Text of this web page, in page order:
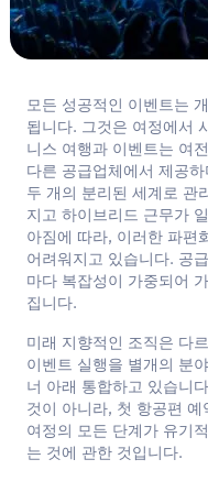
모든 성공적인 이벤트는
됩니다. 그것은 여정에서
니스 여행과 이벤트는 여
다른 공급업체에서 제공
두 개의 분리된 세계로 관
지고 하이브리드 근무가
아짐에 따라, 이러한 파편
어려워지고 있습니다. 공
마다 복잡성이 가중되어
집니다.
미래 지향적인 조직은 다
이벤트 실행을 별개의 분
너 아래 통합하고 있습니
것이 아니라, 첫 항공편 예
여정의 모든 단계가 유기
는 것에 관한 것입니다.